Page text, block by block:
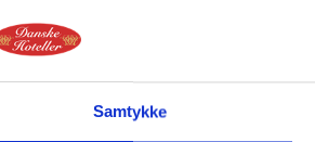
Samtykke
OPHOLD
2 NÆTTER
hotel midt i
Fra Hotellet er det nemt